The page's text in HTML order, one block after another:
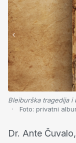
Bleiburška tragedija i
Foto: privatni
Dr. Ante